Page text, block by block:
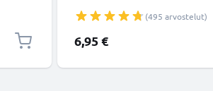
3100, 3200, 5600, B500
Musta 1.5m nopeasti lataava
UC-E16, UC-E17, UC-E23 PVC
(495 arvostelut)
6,95 €